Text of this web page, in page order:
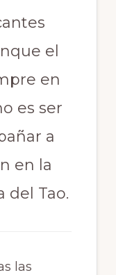
el
en
es ser
a
en la
del Tao.
las